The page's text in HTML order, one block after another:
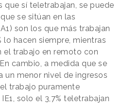
sí teletrabajan, se puede
se sitúan en las
son los que más trabajan
lo hacen siempre, mientras
el trabajo en remoto con
cambio, a medida que se
un menor nivel de ingresos
trabajo puramente
solo el 3,7% teletrabajan